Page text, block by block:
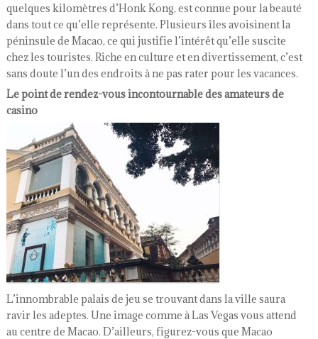
quelques kilomètres d’Honk Kong, est connue pour la beauté
dans tout ce qu’elle représente. Plusieurs îles avoisinent la
péninsule de Macao, ce qui justifie l’intérêt qu’elle suscite
chez les touristes. Riche en culture et en divertissement, c’est
sans doute l’un des endroits à ne pas rater pour les vacances.
Le point de rendez-vous incontournable des amateurs de
casino
L’innombrable palais de jeu se trouvant dans la ville saura
ravir les adeptes. Une image comme à Las Vegas vous attend
au centre de Macao. D’ailleurs, figurez-vous que Macao